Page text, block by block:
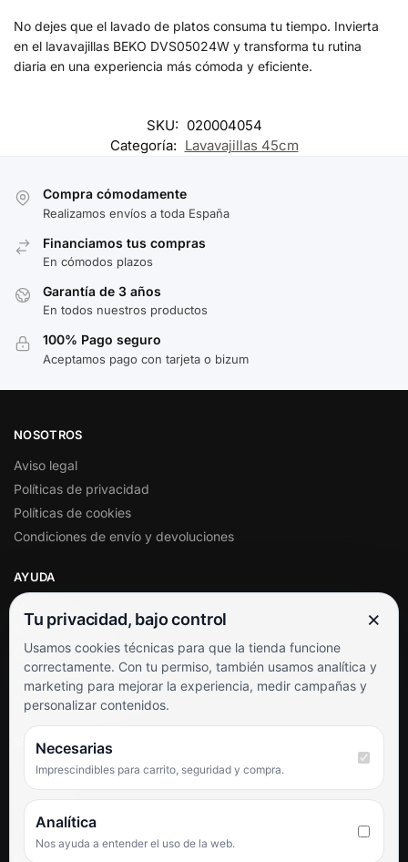
No dejes que el lavado de platos consuma tu tiempo. Invierta
en el lavavajillas BEKO DVS05024W y transforma tu rutina
diaria en una experiencia más cómoda y eficiente.
SKU: 020004054
Categoría: Lavavajillas 45cm
Compra cómodamente
Realizamos envíos a toda España
Financiamos tus compras
En cómodos plazos
Garantía de 3 años
En todos nuestros productos
100% Pago seguro
Aceptamos pago con tarjeta o bizum
NOSOTROS
Aviso legal
Políticas de privacidad
Políticas de cookies
Condiciones de envío y devoluciones
AYUDA
Soporte al cliente
Contacto
Términos y condiciones
Preguntas frecuentes
SÍGUENOS
Facebook
TikTok
Tu privacidad, bajo control ×
Usamos cookies técnicas para que la tienda funcione
correctamente. Con tu permiso, también usamos analítica y
marketing para mejorar la experiencia, medir campañas y
personalizar contenidos.
Necesarias
Imprescindibles para carrito, seguridad y compra.
Analítica
Nos ayuda a entender el uso de la web.